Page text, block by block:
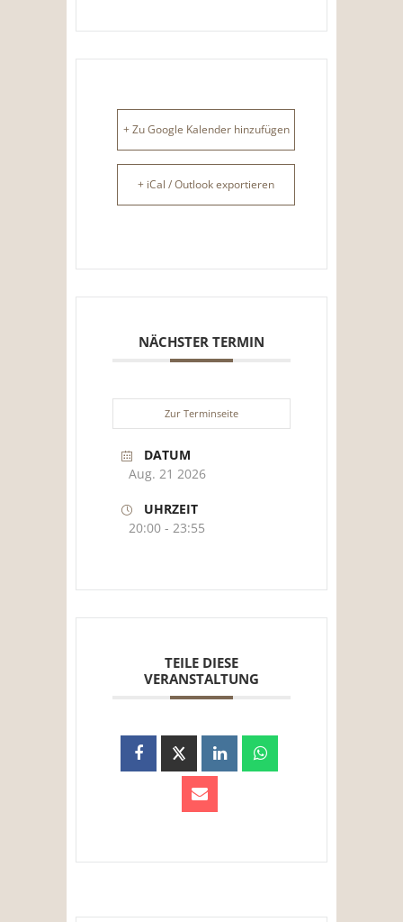
+ Zu Google Kalender hinzufügen
+ iCal / Outlook exportieren
NÄCHSTER TERMIN
Zur Terminseite
DATUM
Aug. 21 2026
UHRZEIT
20:00 - 23:55
TEILE DIESE
VERANSTALTUNG